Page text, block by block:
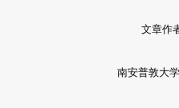
文章作
南安普敦大